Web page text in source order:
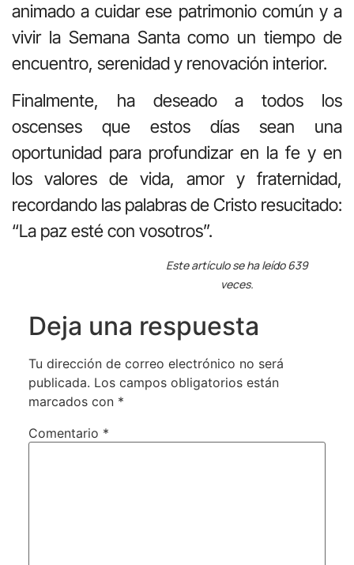
animado a cuidar ese patrimonio común y a
vivir la Semana Santa como un tiempo de
encuentro, serenidad y renovación interior.
Finalmente, ha deseado a todos los
oscenses que estos días sean una
oportunidad para profundizar en la fe y en
los valores de vida, amor y fraternidad,
recordando las palabras de Cristo resucitado:
“La paz esté con vosotros”.
Este artículo se ha leído 639
veces.
Deja una respuesta
Tu dirección de correo electrónico no será
publicada. Los campos obligatorios están
marcados con *
Comentario *